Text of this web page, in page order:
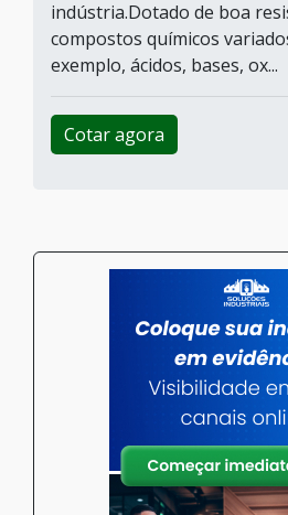
utilidade em diferentes
principalmente quando se
silicone para vedação, que
alto desempenho quando
variados nichos e assim o
um produto versátil.Para
Cotar agora
Porta de vidro
PORTA E JANELA / Rio de Janeiro - RJ
Atendimento exclusivo para
JaneiroA estética conhecida